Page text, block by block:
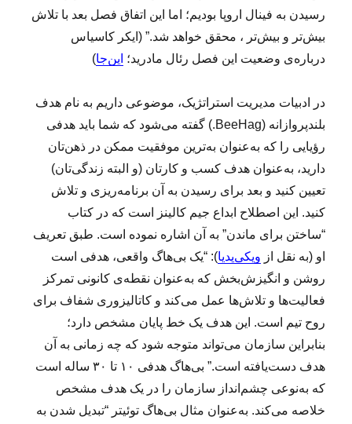
رسیدن به فینال اروپا بودیم؛ اما این اتفاق فصل بعد با تلاش
بیش‌تر و بیش‌تر ، محقق خواهد شد.” (ایکر کاسیاس
درباره‌ی وضعیت این فصل رئال مادرید؛ این‌جا)
در ادبیات مدیریت استراتژیک، موضوعی داریم به نام هدف
بلندپروازانه (BeeHag.) گفته می‌شود که شما باید هدفی
رؤیایی را که به‌عنوان به‌ترین موفقیت ممکن در ذهن‌تان
دارید، به‌عنوان هدف کسب و کارتان (و البته زندگی‌تان)
تعیین کنید و بعد برای رسیدن به آن برنامه‌ریزی و تلاش
کنید. این اصطلاح ابداع جیم کالینز است که در کتاب
“ساختن برای ماندن” به آن اشاره نموده است. طبق تعریف
او (به نقل از ویکی‌پدیا): “یک بی‌هاگ واقعی، هدفی است
روشن و انگیزش‌بخش که به‌عنوان نقطه‌ی کانونی تمرکز
فعالیت‌ها و تلاش‌ها عمل می‌کند و کاتالیزوری شفاف برای
روح تیم است. این هدف یک خط پایان مشخص دارد؛
بنابراین سازمان می‌تواند متوجه شود که چه زمانی به آن
هدف دست‌یافته است.” بی‌هاگ هدفی ۱۰ تا ۳۰ ساله است
که به‌نوعی چشم‌انداز سازمان را در یک هدف مشخص
خلاصه می‌کند. به‌عنوان مثال بی‌هاگ توئیتر “تبدیل شدن به